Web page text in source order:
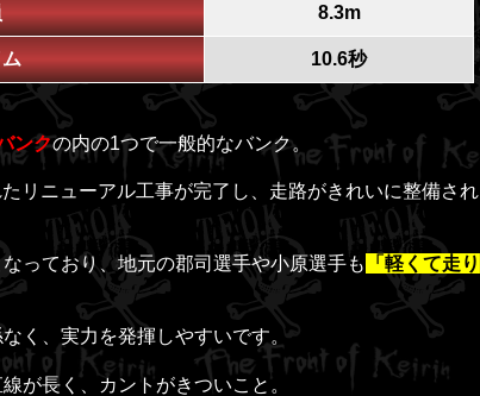
8.3m
10.6秒
ンクの内の1つで一般的なバンク。
リニューアル工事が完了し、走路がきれいに整備され
っており、地元の郡司選手や小原選手も
「軽くて走り
く、実力を発揮しやすいです。
が長く、カントがきついこと。